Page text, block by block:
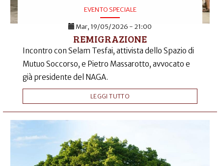
EVENTO SPECIALE
Mar, 19/05/2026 - 21:00
REMIGRAZIONE
Incontro con Selam Tesfai, attivista dello Spazio di
Mutuo Soccorso, e Pietro Massarotto, avvocato e
già presidente del NAGA.
LEGGI TUTTO